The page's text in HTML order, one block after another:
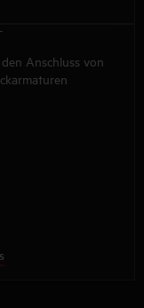
Anschluss von